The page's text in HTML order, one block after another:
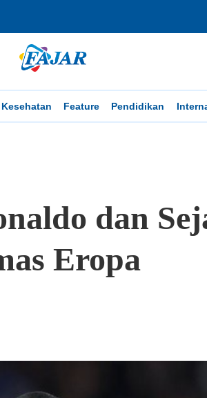
Kesehatan Feature Pendidikan
dan
Eropa